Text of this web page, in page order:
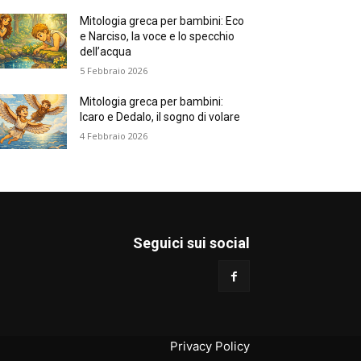
Mitologia greca per bambini: Eco
e Narciso, la voce e lo specchio
dell’acqua
5 Febbraio 2026
Mitologia greca per bambini:
Icaro e Dedalo, il sogno di volare
4 Febbraio 2026
Seguici sui social
Privacy Policy